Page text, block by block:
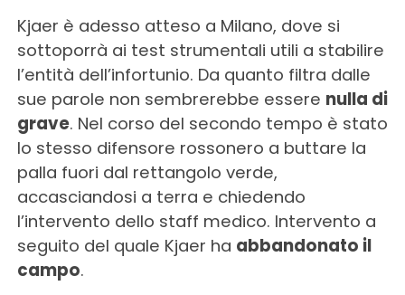
Kjaer è adesso atteso a Milano, dove si
sottoporrà ai test strumentali utili a stabilire
l’entità dell’infortunio. Da quanto filtra dalle
sue parole non sembrerebbe essere nulla di
grave. Nel corso del secondo tempo è stato
lo stesso difensore rossonero a buttare la
palla fuori dal rettangolo verde,
accasciandosi a terra e chiedendo
l’intervento dello staff medico. Intervento a
seguito del quale Kjaer ha abbandonato il
campo.